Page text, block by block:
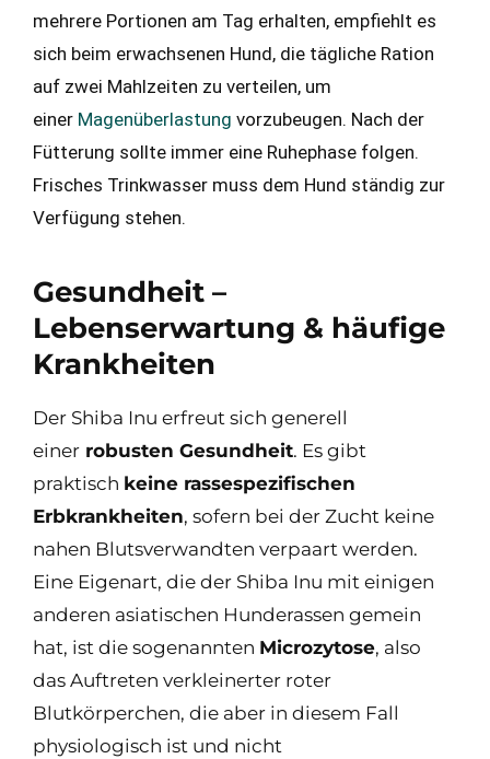
mehrere Portionen am Tag erhalten, empfiehlt es
sich beim erwachsenen Hund, die tägliche Ration
auf zwei Mahlzeiten zu verteilen, um
einer Magenüberlastung vorzubeugen. Nach der
Fütterung sollte immer eine Ruhephase folgen.
Frisches Trinkwasser muss dem Hund ständig zur
Verfügung stehen.
Gesundheit –
Lebenserwartung & häufige
Krankheiten
Der Shiba Inu erfreut sich generell
einer robusten Gesundheit. Es gibt
praktisch keine rassespezifischen
Erbkrankheiten, sofern bei der Zucht keine
nahen Blutsverwandten verpaart werden.
Eine Eigenart, die der Shiba Inu mit einigen
anderen asiatischen Hunderassen gemein
hat, ist die sogenannten Microzytose, also
das Auftreten verkleinerter roter
Blutkörperchen, die aber in diesem Fall
physiologisch ist und nicht